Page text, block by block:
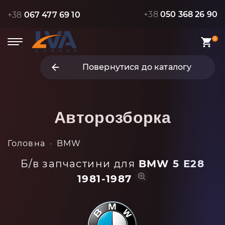
+38 067 477 69 10 +38 050 368 26 90
0
Повернутися до каталогу
Авторозборка
Головна BMW
Б/в запчастини для BMW 5 Е28
1981-1987